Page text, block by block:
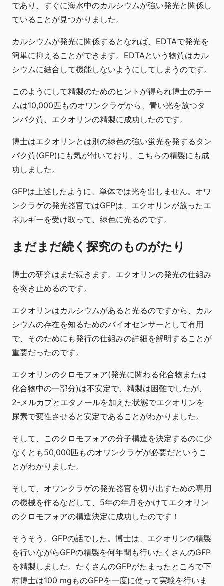
であり、すぐに海水中のカルシウムが強い発光と関係し
ていることが見つかりました。
カルシウムが発光に関係するとなれば、EDTAで発光を
簡単に抑えることができます。EDTAという物質はカル
シウムに結合して機能しないようにしてしまうのです。
このようにして精製のためのヒントが得られ博士のチー
ムは10,000匹ものオワンクラゲから、青い光を放つタ
ンパク質、エクオリンの精製に成功したのです。
博士はエクオリンとは別の緑色の強い蛍光を発するタン
パク質(GFP)にも気が付いており、こちらの精製にも成
功しました。
GFPは上述したように、単体では光を出しません。オワ
ンクラゲの発光器官ではGFPは、エクオリンが放ったエ
ネルギーを受け取って、緑色に光るのです。
まだまだ続く探究のものがたり
博士の研究はまだ続きます。エクオリンの発光の仕組み
を突き止めるのです。
エクオリンはカルシウムがあると光るのですから、カル
シウムの存在を知るためのバイオセンサーとして有用
で、そのためにも発行の仕組みの詳細を解明することが
重要だったのです。
エクオリンのクロモフォア(発光に関わる化合物または
化合物中の一部分)は不安定で、精製は困難でしたが、
2-メルカプとエタノールを加えた状態でエクオリンを
尿素で変性させると安定であることがわかりました。
そして、このクロモフォアの分子構造を決定するのに少
なくとも50,000匹ものオワンクラゲが必要だというこ
とがわかりました。
そして、オワンクラゲの発光器官を切り出すための専用
の機械を作るなどして、5年の年月をかけてエクオリン
のクロモフォアの構造決定に成功したのです！
そうそう。GFPの話でした。博士は、エクオリンの精製
を行いながらGFPの精製を何年間も行いたくさんのGFP
を精製しました。たくさんのGFPがたまったところで下
村博士は100 mgものGFPを一度に使って実験を行いま